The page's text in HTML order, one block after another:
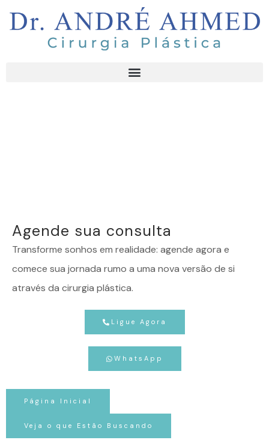
Agende sua consulta
Transforme sonhos em realidade: agende agora e
comece sua jornada rumo a uma nova versão de si
através da cirurgia plástica.
Ligue Agora
WhatsApp
Página Inicial
Veja o que Estão Buscando